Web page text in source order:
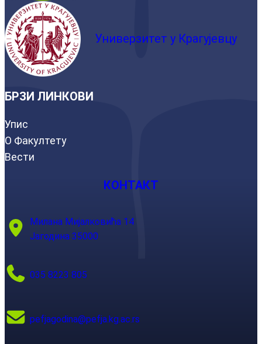
Универзитет у Крагујевцу
БРЗИ ЛИНКОВИ
Упис
О Факултету
Вести
КОНТАКТ
Милана Мијалковића 14
Јагодина 35000
035 8223 805
pefjagodina@pefja.kg.ac.rs